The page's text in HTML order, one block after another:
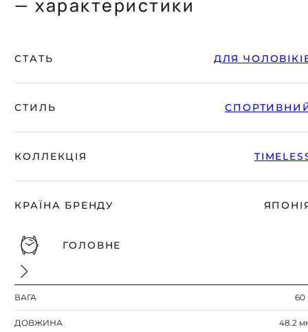
— характеристики
СТАТЬ ДЛЯ
СТИЛЬ
КОЛЛЕКЦІЯ
КРАЇНА БРЕНДУ
ГОЛОВНЕ
ВАГА 60
ДОВЖИНА 48.2